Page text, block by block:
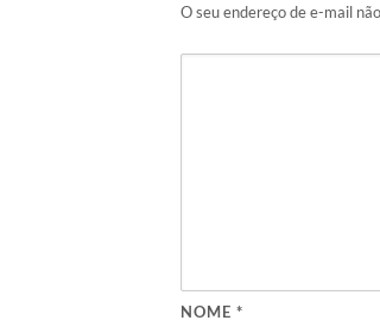
O seu endereço de e-mail
NOME *